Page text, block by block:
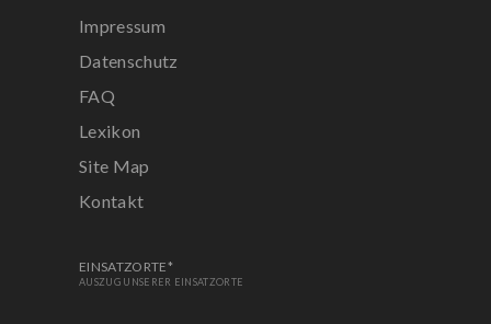
Impressum
Datenschutz
FAQ
Lexikon
Site Map
Kontakt
EINSATZORTE*
AUSZUG UNSERER EINSATZORTE